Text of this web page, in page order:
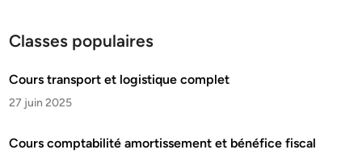
Classes populaires
Cours transport et logistique complet
27 juin 2025
Cours comptabilité amortissement et bénéfice fiscal